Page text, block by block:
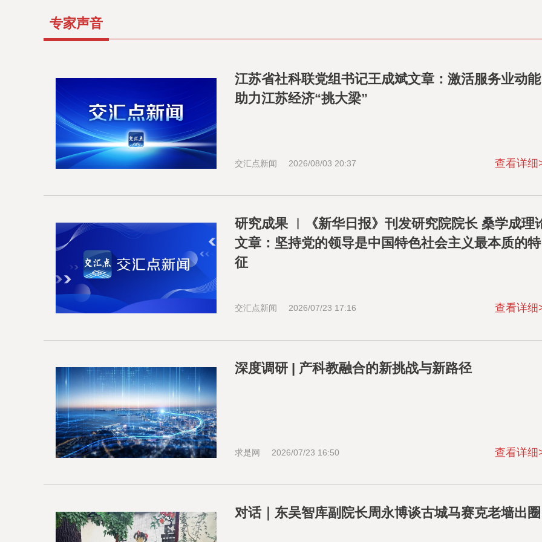
专家声音
江苏省社科联党组书记王成斌文章：激活服务业动能
助力江苏经济“挑大梁”
交汇点新闻 2026/08/03 20:37 查看详细
研究成果 ︱《新华日报》刊发研究院院长 桑学成理
文章：坚持党的领导是中国特色社会主义最本质的特
征
交汇点新闻 2026/07/23 17:16 查看详细
深度调研 | 产科教融合的新挑战与新路径
求是网 2026/07/23 16:50 查看详细
对话｜东吴智库副院长周永博谈古城马赛克老墙出圈